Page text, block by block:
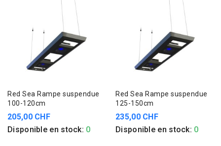
Red Sea Rampe suspendue
100-120cm
205,00 CHF
Disponible en stock: 0
Red Sea Rampe suspendue
125-150cm
235,00 CHF
Disponible en stock: 0